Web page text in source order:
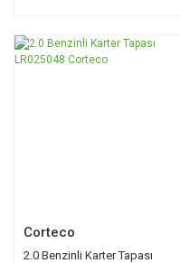
Corteco
2.0 Benzinli Karter Tapası